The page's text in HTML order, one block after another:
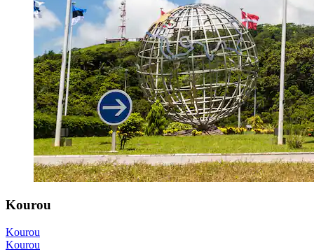
Kourou
Kourou
Kourou